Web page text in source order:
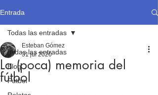
Entrada
Todas las entradas
Blog
Fútbol
Todas las entradas
La (poca) memoria del
fútbol
Esteban Gómez
31 jul 2020